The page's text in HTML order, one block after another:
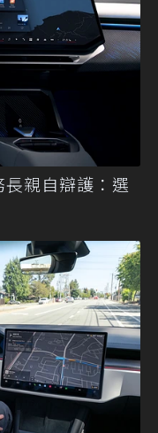
親自辯護：選